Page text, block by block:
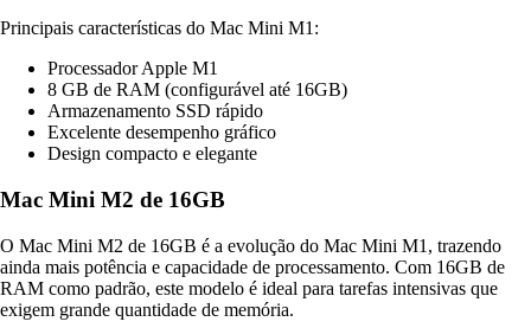
Principais características do Mac Mini M1:
Processador Apple M1
8 GB de RAM (configurável até 16GB)
Armazenamento SSD rápido
Excelente desempenho gráfico
Design compacto e elegante
Mac Mini M2 de 16GB
O Mac Mini M2 de 16GB é a evolução do Mac Mini M1, trazendo
ainda mais potência e capacidade de processamento. Com 16GB de
RAM como padrão, este modelo é ideal para tarefas intensivas que
exigem grande quantidade de memória.